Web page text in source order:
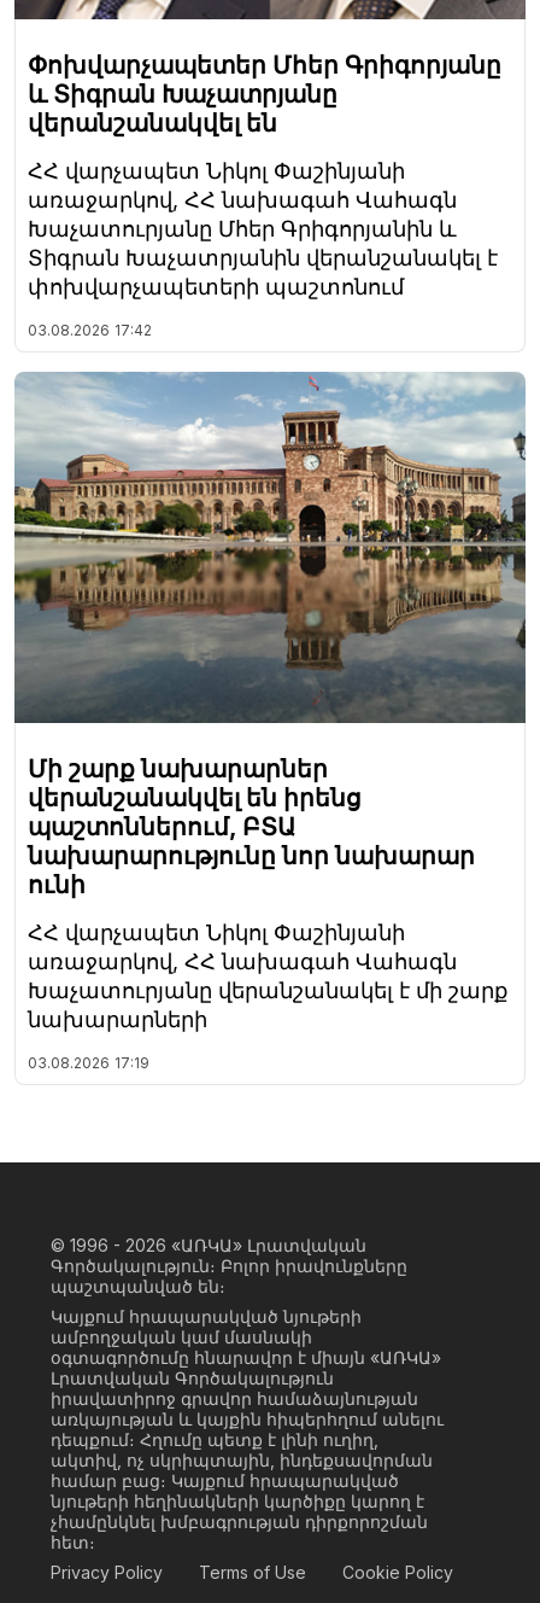
Փոխվարչապետեր Մհեր Գրիգորյանը
և Տիգրան Խաչատրյանը
վերանշանակվել են
ՀՀ վարչապետ Նիկոլ Փաշինյանի
առաջարկով, ՀՀ նախագահ Վահագն
Խաչատուրյանը Մհեր Գրիգորյանին և
Տիգրան Խաչատրյանին վերանշանակել է
փոխվարչապետերի պաշտոնում
03.08.2026 17:42
Մի շարք նախարարներ
վերանշանակվել են իրենց
պաշտոններում, ԲՏԱ
նախարարությունը նոր նախարար
ունի
ՀՀ վարչապետ Նիկոլ Փաշինյանի
առաջարկով, ՀՀ նախագահ Վահագն
Խաչատուրյանը վերանշանակել է մի շարք
նախարարների
03.08.2026 17:19
© 1996 - 2026 «ԱՌԿԱ» Լրատվական
Գործակալություն։ Բոլոր իրավունքները
պաշտպանված են։
Կայքում հրապարակված նյութերի
ամբողջական կամ մասնակի
օգտագործումը հնարավոր է միայն «ԱՌԿԱ»
Լրատվական Գործակալություն
իրավատիրոջ գրավոր համաձայնության
առկայության և կայքին հիպերհղում անելու
դեպքում։ Հղումը պետք է լինի ուղիղ,
ակտիվ, ոչ սկրիպտային, ինդեքսավորման
համար բաց։ Կայքում հրապարակված
նյութերի հեղինակների կարծիքը կարող է
չհամընկնել խմբագրության դիրքորոշման
հետ։
Privacy Policy
Terms of Use Cookie Policy